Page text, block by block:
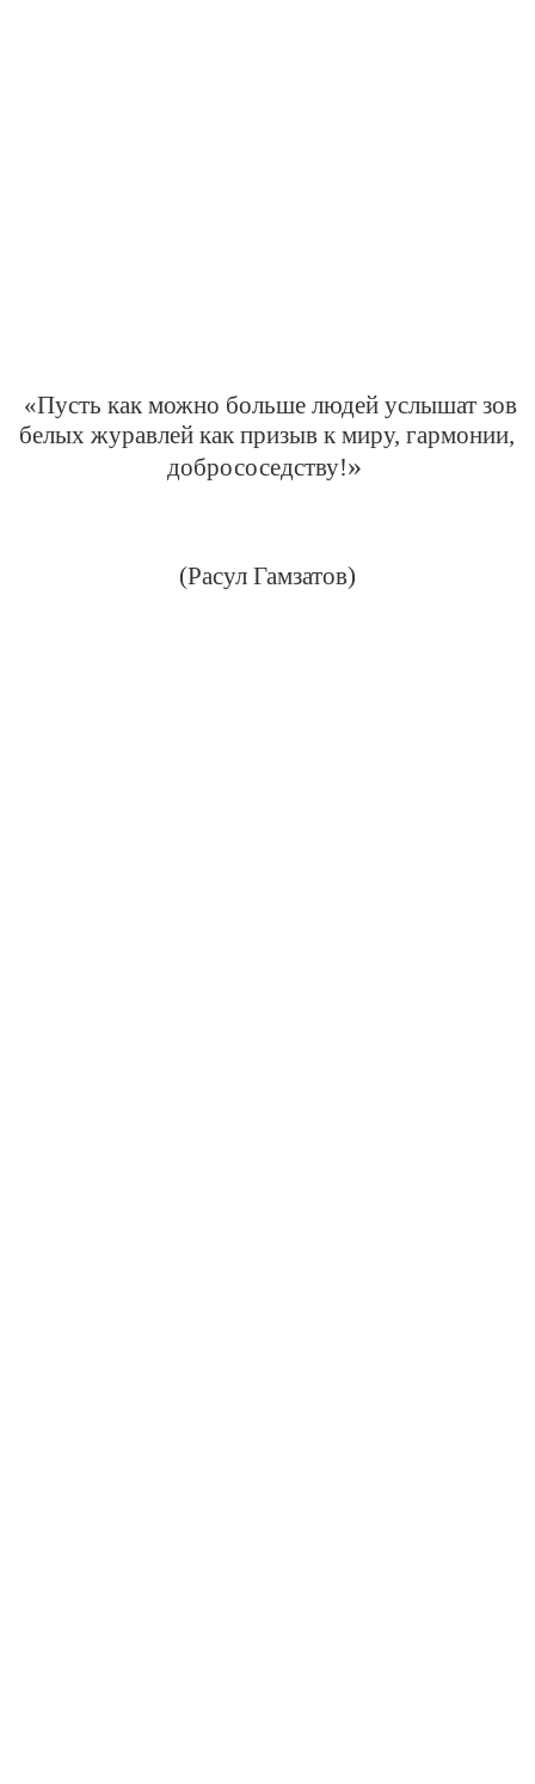
«Пусть как можно больше людей услышат зов
белых журавлей как призыв к миру, гармонии,
добрососедству!»
(Расул Гамзатов)